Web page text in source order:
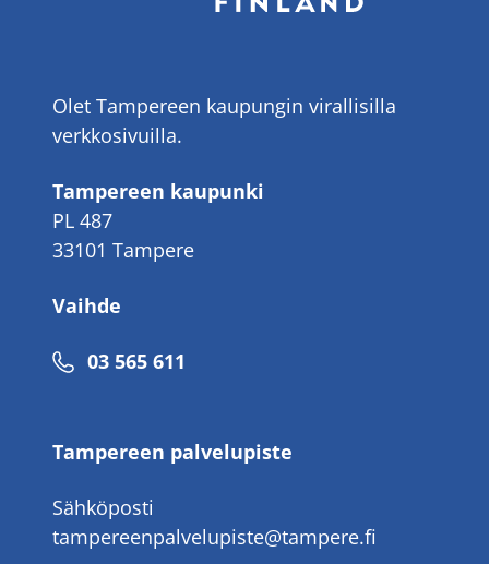
Olet Tampereen kaupungin virallisilla
verkkosivuilla.
Tampereen kaupunki
PL 487
33101 Tampere
Vaihde
Puhelinnumero
03 565 611
Tampereen palvelupiste
Sähköposti
tampereenpalvelupiste@tampere.fi